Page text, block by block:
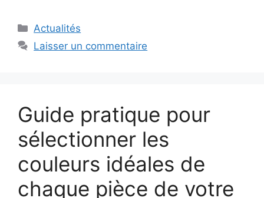
Catégories
Actualités
Laisser un commentaire
Guide pratique pour
sélectionner les
couleurs idéales de
chaque pièce de votre